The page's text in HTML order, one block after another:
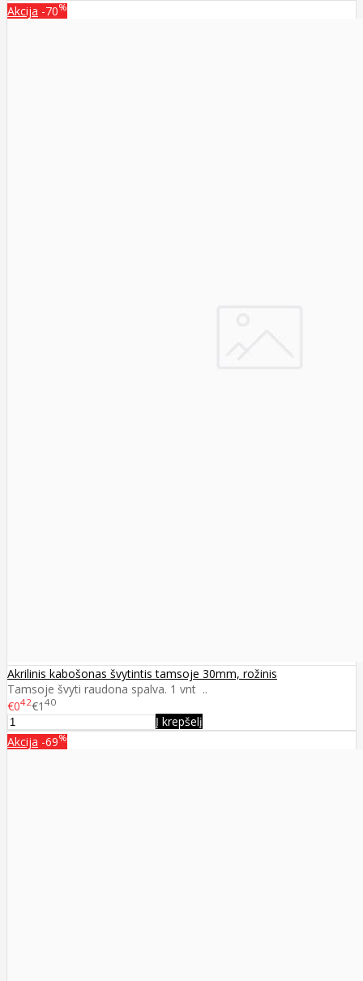
Akcija -70%
Akrilinis kabošonas švytintis tamsoje 30mm, rožinis
Tamsoje švyti raudona spalva. 1 vnt ..
€042€1 40
Į krepšelį
Akcija -69%